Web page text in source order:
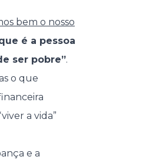
bem o nosso
é a pessoa
ser pobre”.
o que
a vida”
e a